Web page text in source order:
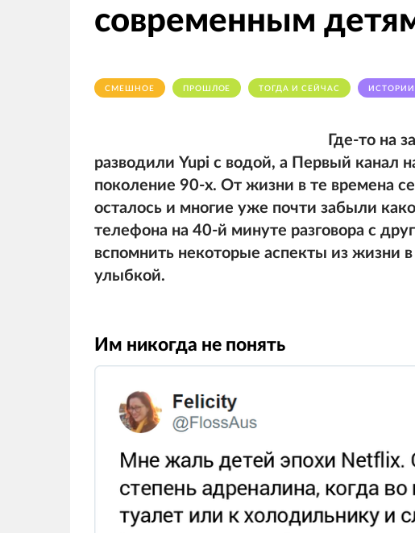
современным
СМЕШНОЕ ПРОШЛОЕ ТОГДА И СЕЙЧАС ИСТОРИИ
Где-то на
разводили Yupi с водой, а Первый канал
поколение 90-х. От жизни в те времена
осталось и многие уже почти забыли
телефона на 40-й минуте разговора с
вспомнить некоторые аспекты из жизни в
улыбкой.
Им никогда не понять